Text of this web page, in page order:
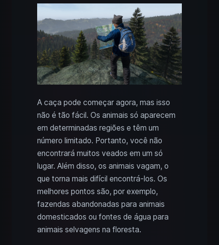
A caça pode começar agora, mas isso
não é tão fácil. Os animais só aparecem
em determinadas regiões e têm um
número limitado. Portanto, você não
encontrará muitos veados em um só
lugar. Além disso, os animais vagam, o
que torna mais difícil encontrá-los. Os
melhores pontos são, por exemplo,
fazendas abandonadas para animais
domesticados ou fontes de água para
animais selvagens na floresta.